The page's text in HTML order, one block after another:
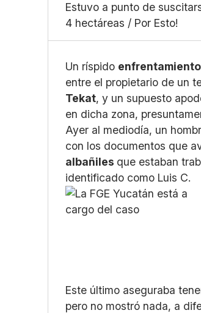
Estuvo a punto de
4 hectáreas / Por Esto!
Un ríspido
entre el propietario de un
Tekat, y un supuesto
en dicha zona,
Ayer al mediodía, un
con los documentos que
albañiles que estaban
identificado como Luis C.
Este último aseguraba
pero no mostró nada, a